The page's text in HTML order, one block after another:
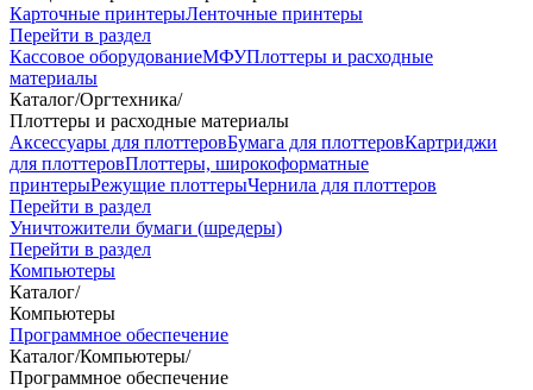
Карточные принтерыЛенточные принтеры
Перейти в раздел
Кассовое оборудованиеМФУПлоттеры и расходные
материалы
Каталог/Оргтехника/
Плоттеры и расходные материалы
Аксессуары для плоттеровБумага для плоттеровКартриджи
для плоттеровПлоттеры, широкоформатные
принтерыРежущие плоттерыЧернила для плоттеров
Перейти в раздел
Уничтожители бумаги (шредеры)
Перейти в раздел
Компьютеры
Каталог/
Компьютеры
Программное обеспечение
Каталог/Компьютеры/
Программное обеспечение